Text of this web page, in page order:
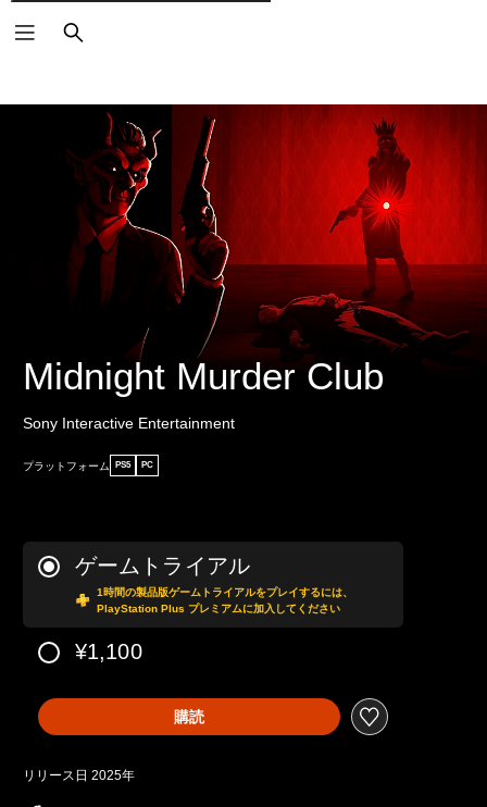
検
索
Midnight Murder Club
Sony Interactive Entertainment
プラットフォーム PS5 PC
ゲームトライアル
1時間の製品版ゲームトライアルをプレイするには、
PlayStation Plus プレミアムに加入してください
¥1,100
購読
リリース日 2025年